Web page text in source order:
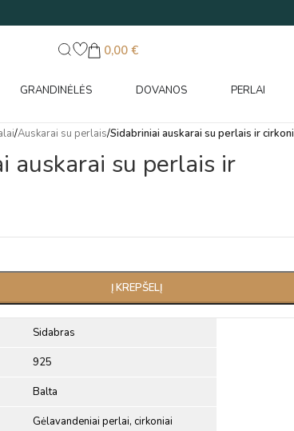
0,00 €
GRANDINĖLĖS DOVANOS PERLAI
/Auskarai su perlais/Sidabriniai auskarai su perlais ir
auskarai su perlais ir
Į KREPŠELĮ
Sidabras
925
Balta
Gėlavandeniai perlai, cirkoniai